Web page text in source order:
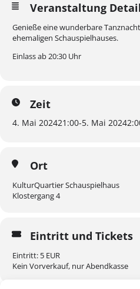
Veranstaltung
Genieße eine wunderbare
ehemaligen Schauspielhauses.
Einlass ab 20:30 Uhr
Zeit
4. Mai 202421:00-5. Mai 2024
Ort
KulturQuartier Schauspielhaus
Klostergang 4
Eintritt und Tickets
Eintritt: 5 EUR
Kein Vorverkauf, nur Abendkasse